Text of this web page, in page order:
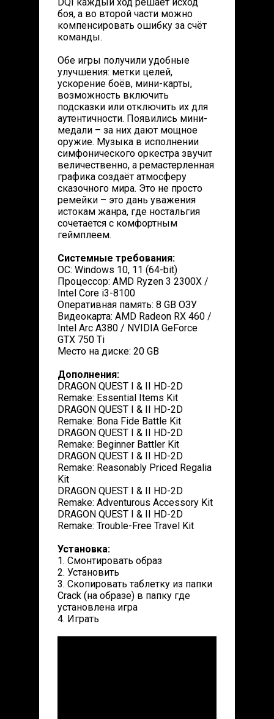
боя, а во второй части можно
компенсировать ошибку за счёт
команды.
Обе игры получили удобные
улучшения: метки целей,
ускорение боёв, мини-карты,
возможность включить
подсказки или отключить их для
аутентичности. Появились мини-
медали – за них дают мощное
оружие. Музыка в исполнении
симфонического оркестра звучит
величественно, а ремастерленная
графика создаёт атмосферу
сказочного мира. Это не просто
ремейки – это дань уважения
истокам жанра, где ностальгия
сочетается с комфортным
геймплеем.
Системные требования:
ОС: Windows 10, 11 (64-bit)
Процессор: AMD Ryzen 3 2300X /
Intel Core i3-8100
Оперативная память: 8 GB ОЗУ
Видеокарта: AMD Radeon RX 460 /
Intel Arc A380 / NVIDIA GeForce
GTX 750 Ti
Место на диске: 20 GB
Дополнения:
DRAGON QUEST I & II HD-2D
Remake: Essential Items Kit
DRAGON QUEST I & II HD-2D
Remake: Bona Fide Battle Kit
DRAGON QUEST I & II HD-2D
Remake: Beginner Battler Kit
DRAGON QUEST I & II HD-2D
Remake: Reasonably Priced Regalia
Kit
DRAGON QUEST I & II HD-2D
Remake: Adventurous Accessory Kit
DRAGON QUEST I & II HD-2D
Remake: Trouble-Free Travel Kit
Установка:
1. Смонтировать образ
2. Установить
3. Скопировать таблетку из папки
Crack (на образе) в папку где
установлена игра
4. Играть